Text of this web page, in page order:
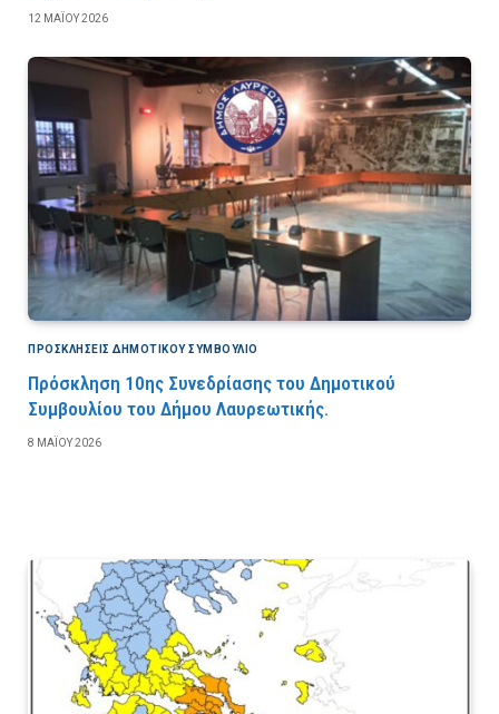
12 ΜΑΪ́ΟΥ 2026
ΠΡΟΣΚΛΉΣΕΙΣ ΔΗΜΟΤΙΚΟΎ ΣΥΜΒΟΎΛΙΟ
Πρόσκληση 10ης Συνεδρίασης του Δημοτικού
Συμβουλίου του Δήμου Λαυρεωτικής.
8 ΜΑΪ́ΟΥ 2026